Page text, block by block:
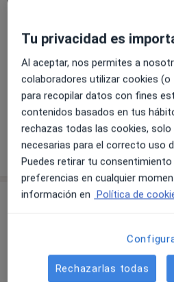
Ampliar
Hospital Sant Jaume de Calella
C/ SANT JAUME, 209-217,
Opiniones sobre los
Tu privacidad es
Al aceptar, nos permites a
colaboradores utilizar cookies
para recopilar datos con fines
contenidos basados en tus
rechazas todas las cookies,
necesarias para el correcto uso
Puedes retirar tu
preferencias en cualquier
información en Política de
Rechazarlas todas